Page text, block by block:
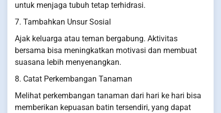
untuk menjaga tubuh tetap terhidrasi.
7. Tambahkan Unsur Sosial
Ajak keluarga atau teman bergabung. Aktivitas
bersama bisa meningkatkan motivasi dan membuat
suasana lebih menyenangkan.
8. Catat Perkembangan Tanaman
Melihat perkembangan tanaman dari hari ke hari bisa
memberikan kepuasan batin tersendiri, yang dapat